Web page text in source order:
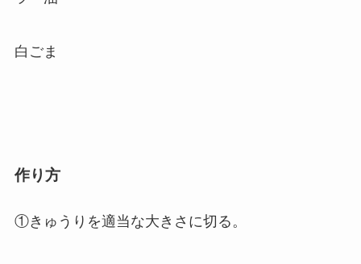
白ごま
作り方
①きゅうりを適当な大きさに切る。